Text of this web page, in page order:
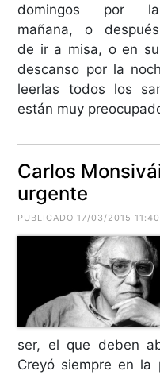
domingos por la
mañana, o después
de ir a misa, o en su
descanso por la
leerlas todos los
están muy
Carlos
urgente
PUBLICADO 17/03/2015
ser, el que deben
Creyó siempre en la